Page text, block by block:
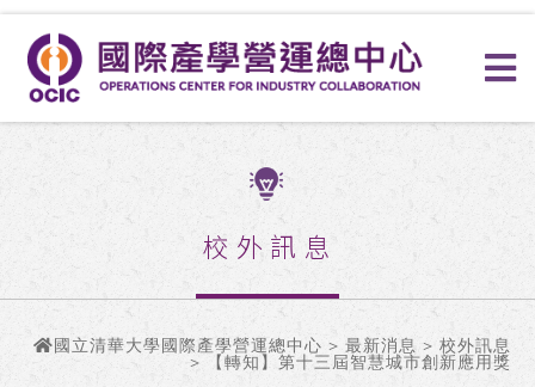
校外訊息
國立清華大學國際產學營運總中心 > 最新消息 > 校外訊息
> 【轉知】第十三屆智慧城市創新應用獎